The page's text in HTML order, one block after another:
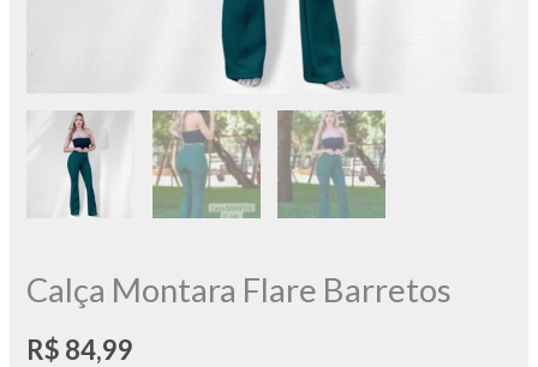
Calça Montara Flare Barretos
R$ 84,99